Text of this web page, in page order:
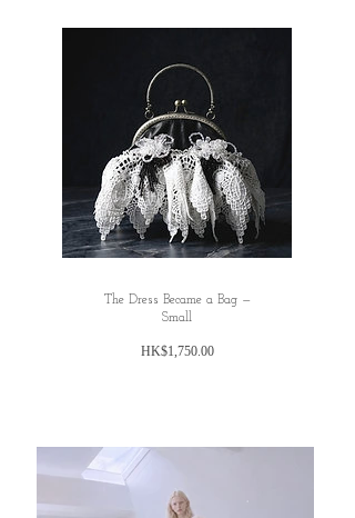
Use the gentle machine cycle and a mild
detergent to protect the fibres.
✿ ✿ ✿ ✿ ✿ ✿ ✿
Editor’s Note:
✿純色圓領馬甲，兩側綁帶設計，可自行調
節馬甲鬆緊度，這款上班穿着亦不會太顯
眼，衣擺波浪邊設計比較特別。
夏末初秋的天氣。
色設計，所以好容易就會配搭到不同衣服，
增加層次感。
入面着一件長身的簡單吊帶背心裙然後加呢
The Dress Became a Bag —
Small
HK$1,750.00價